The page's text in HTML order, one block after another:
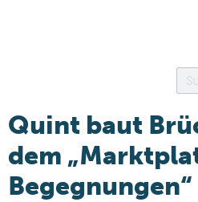
Quint baut
dem
Begegnungen“